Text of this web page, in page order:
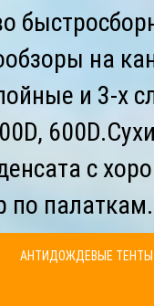
на
и 3-х
с
по палаткам.
АНТИДОЖДЕВЫЕ ТЕНТЫ